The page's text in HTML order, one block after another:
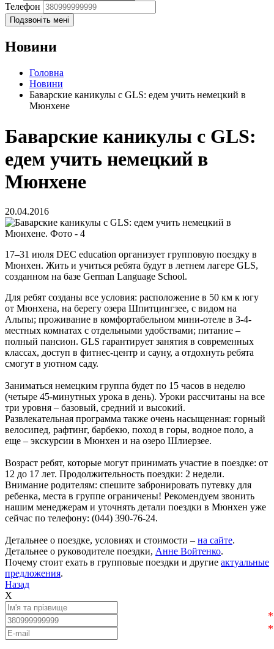
Телефон
Новини
Головна
Новини
Баварские каникулы с GLS: едем учить немецкий в
Мюнхене
Баварские каникулы с GLS:
едем учить немецкий в
Мюнхене
20.04.2016
17–31 июля DEC education организует групповую поездку в
Мюнхен. Жить и учиться ребята будут в летнем лагере GLS,
созданном на базе German Language School.
Для ребят созданы все условия: расположение в 50 км к югу
от Мюнхена, на берегу озера Шпитцингзее, с видом на
Альпы; проживание в комфортабельном мини-отеле в 3-4-
местных комнатах с отдельными удобствами; питание –
полный пансион. GLS гарантирует занятия в современных
классах, доступ в фитнес-центр и сауну, а отдохнуть ребята
смогут в уютном саду.
Заниматься немецким группа будет по 15 часов в неделю
(четыре 45-минутных урока в день). Уроки рассчитаны на все
три уровня – базовый, средний и высокий.
Развлекательная программа также очень насыщенная: горный
велосипед, рафтинг, барбекю, поход в горы, водное поло, а
еще – экскурсии в Мюнхен и на озеро Шлиерзее.
Возраст ребят, которые могут принимать участие в поездке: от
12 до 17 лет. Продолжительность поездки: 2 недели.
Внимание родителям: спешите забронировать путевку для
ребенка, места в группе ограничены! Рекомендуем звонить
нашим менеджерам и уточнять детали поездки в Мюнхен уже
сейчас по телефону: (044) 390-76-24.
Детальнее о поездке, условиях и стоимости – на сайте.
Детальнее о руководителе поездки, Анне Войтенко.
Почему стоит ехать в групповые поездки и другие актуальные
предложения.
Назад
X